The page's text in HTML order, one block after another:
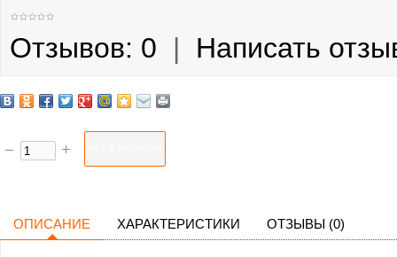
Отзывов: 0 | Написать
ОПИСАНИЕ ХАРАКТЕРИСТИКИ ОТЗЫВЫ (0)